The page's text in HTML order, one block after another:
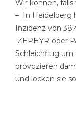
Wir können,
– In Heidelberg
Inzidenz von
ZEPHYR oder
Schleichflug um
provozieren
und locken sie